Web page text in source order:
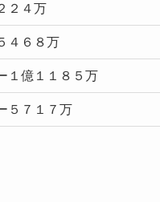
２４万
４６８万
１億１１８５万
５７１７万